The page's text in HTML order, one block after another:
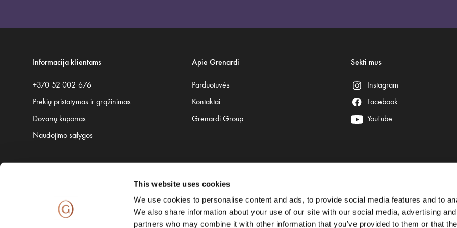
This website uses cookies
We use cookies to personalise content and ads, to provide social media features and to
We also share information about your use of our site with our social media, advertising
partners who may combine it with other information that you’ve provided to them or that
Informacija klientams
+370 52 002 676
Prekių pristatymas ir grąžinimas
Dovanų kuponas
Naudojimo sąlygos
Apie Grenardi
Parduotuvės
Kontaktai
Grenardi Group
Sekti mus
Instagram
Facebook
YouTube